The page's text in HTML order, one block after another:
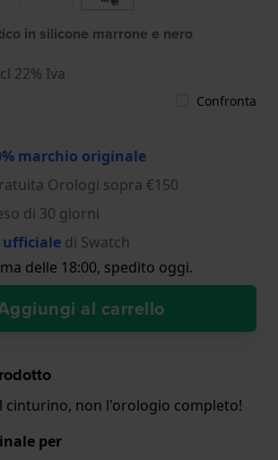
in silicone marrone e nero
22% Iva
Confronta
marchio originale
Orologi sopra €150
di 30 giorni
ufficiale di Swatch
delle 18:00, spedito oggi.
al carrello
cinturino, non l'orologio completo!
per